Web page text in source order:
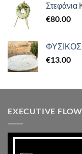
Στεφάνια
€80.00
€13.00
EXECUTIVE